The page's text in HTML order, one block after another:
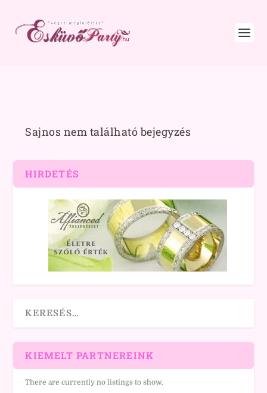
Sajnos nem található bejegyzés
HIRDETÉS
KIEMELT PARTNEREINK
There are currently no listings to show.